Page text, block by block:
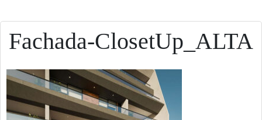
Fachada-ClosetUp_ALTA